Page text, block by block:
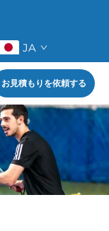
JA
お見積もりを依頼する